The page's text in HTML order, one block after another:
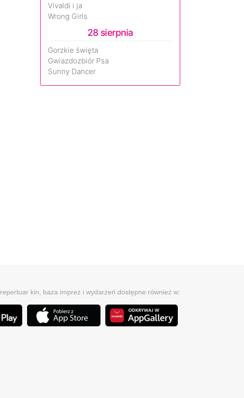
Vivaldi i ja
Wrong Girls
28 sierpnia
Gorzkie święta
Gwiazdozbiór Psa
Sunny Dancer
repertuar kin, baza imprez i wydarzeń dostępne również w: